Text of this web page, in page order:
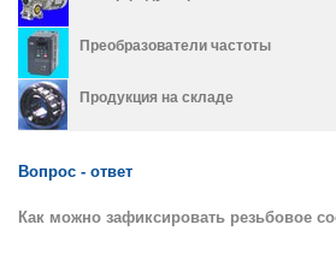
Преобразователи частоты
Продукция на складе
Вопрос - ответ
Как можно зафиксировать резьбовое